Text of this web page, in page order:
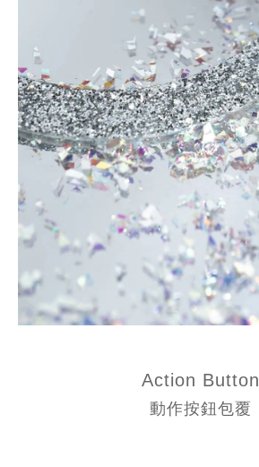
Action Button
動作按鈕包覆